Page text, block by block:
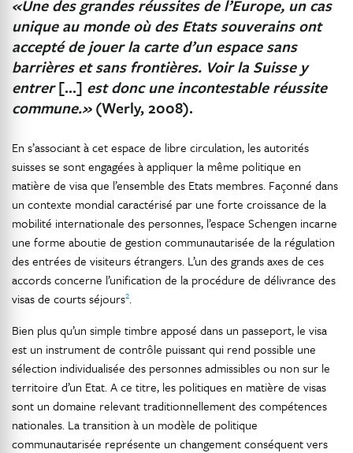
«Une des grandes réussites de l’Europe, un cas
unique au monde où des Etats souverains ont
accepté de jouer la carte d’un espace sans
barrières et sans frontières. Voir la Suisse y
entrer[…] est donc une incontestable réussite
commune.»(Werly, 2008).
En s’associant à cet espace de libre circulation, les autorités
suisses se sont engagées à appliquer la même politique en
matière de visa que l’ensemble des Etats membres. Façonné dans
un contexte mondial caractérisé par une forte croissance de la
mobilité internationale des personnes, l’espace Schengen incarne
une forme aboutie de gestion communautarisée de la régulation
des entrées de visiteurs étrangers. L’un des grands axes de ces
accords concerne l’unification de la procédure de délivrance des
visas de courts séjours2.
Bien plus qu’un simple timbre apposé dans un passeport, le visa
est un instrument de contrôle puissant qui rend possible une
sélection individualisée des personnes admissibles ou non sur le
territoire d’un Etat. A ce titre, les politiques en matière de visas
sont un domaine relevant traditionnellement des compétences
nationales. La transition à un modèle de politique
communautarisée représente un changement conséquent vers